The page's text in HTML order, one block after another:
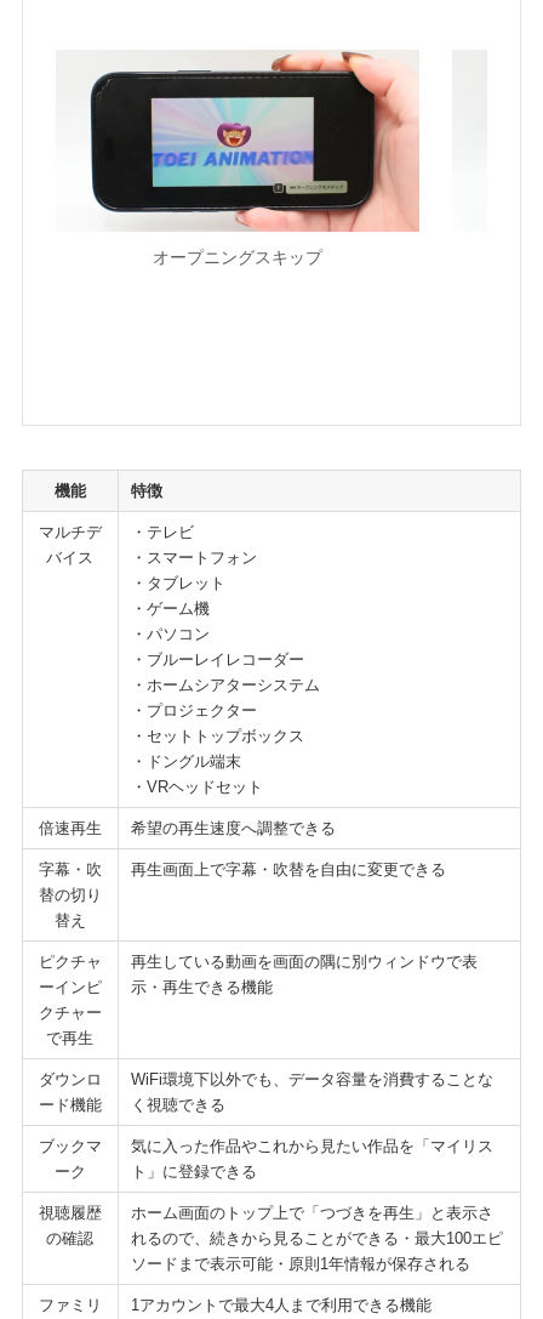
オープニングスキップ
機能 特徴
マルチデ
バイス
・テレビ
・スマートフォン
・タブレット
・ゲーム機
・パソコン
・ブルーレイレコーダー
・ホームシアターシステム
・プロジェクター
・セットトップボックス
・ドングル端末
・VRヘッドセット
倍速再生 希望の再生速度へ調整できる
字幕・吹
替の切り
替え
再生画面上で字幕・吹替を自由に変更できる
ピクチャ
ーインピ
クチャー
で再生
再生している動画を画面の隅に別ウィンドウで表
示・再生できる機能
ダウンロ
ード機能
WiFi環境下以外でも、データ容量を消費することな
く視聴できる
ブックマ
ーク
気に入った作品やこれから見たい作品を「マイリス
ト」に登録できる
視聴履歴
の確認
ホーム画面のトップ上で「つづきを再生」と表示さ
れるので、続きから見ることができる・最大100エピ
ソードまで表示可能・原則1年情報が保存される
ファミリ
1アカウントで最大4人まで利用できる機能